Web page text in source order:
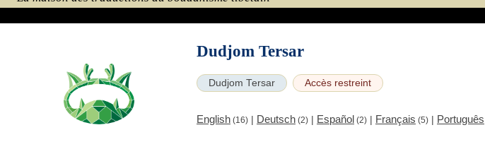
Dudjom Tersar
Dudjom Tersar Accès restreint
English (16) | Deutsch (2) | Español (2) | Français (5) | Português